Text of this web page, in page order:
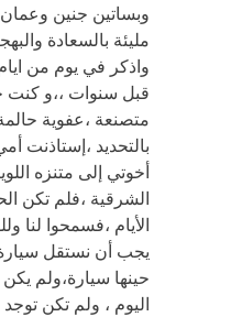
وبساتين جنين
مليئة بالسعادة
واذكر في يوم من
قبل سنوات ،،و كنت
متصنعة ،عفوية
بالتحديد ،إستاذنت
أخوتي إلى متنزه
الشرقية ،فلم تكن
الأيام ،فسمحوا لنا
يجب أن نستقل
حينها سيارة،ولم
اليوم ، ولم تكن